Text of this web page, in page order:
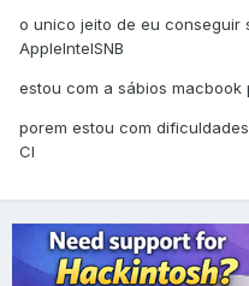
o unico jeito de eu conseguir
AppleIntelSNB
estou com a sábios macbook
porem estou com
CI